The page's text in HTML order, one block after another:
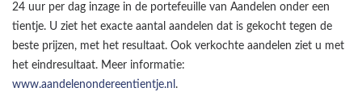
24 uur per dag inzage in de portefeuille van Aandelen onder een
tientje. U ziet het exacte aantal aandelen dat is gekocht tegen de
beste prijzen, met het resultaat. Ook verkochte aandelen ziet u met
het eindresultaat. Meer informatie:
www.aandelenondereentientje.nl .